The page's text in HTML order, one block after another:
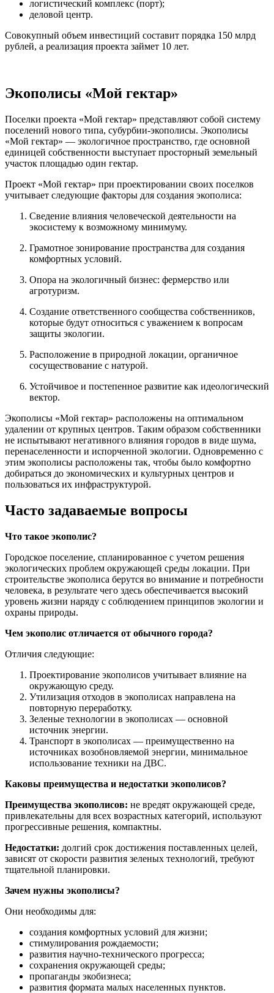
логистический комплекс (порт);
деловой центр.
Совокупный объем инвестиций составит порядка 150 млрд
рублей, а реализация проекта займет 10 лет.
Экополисы «Мой гектар»
Поселки проекта «Мой гектар» представляют собой систему
поселений нового типа, субурбии-экополисы. Экополисы
«Мой гектар» — экологичное пространство, где основной
единицей собственности выступает просторный земельный
участок площадью один гектар.
Проект «Мой гектар» при проектировании своих поселков
учитывает следующие факторы для создания экополиса:
Сведение влияния человеческой деятельности на
экосистему к возможному минимуму.
Грамотное зонирование пространства для создания
комфортных условий.
Опора на экологичный бизнес: фермерство или
агротуризм.
Создание ответственного сообщества собственников,
которые будут относиться с уважением к вопросам
защиты экологии.
Расположение в природной локации, органичное
сосуществование с натурой.
Устойчивое и постепенное развитие как идеологический
вектор.
Экополисы «Мой гектар» расположены на оптимальном
удалении от крупных центров. Таким образом собственники
не испытывают негативного влияния городов в виде шума,
перенаселенности и испорченной экологии. Одновременно с
этим экополисы расположены так, чтобы было комфортно
добираться до экономических и культурных центров и
пользоваться их инфраструктурой.
Часто задаваемые вопросы
Что такое экополис?
Городское поселение, спланированное с учетом решения
экологических проблем окружающей среды локации. При
строительстве экополиса берутся во внимание и потребности
человека, в результате чего здесь обеспечивается высокий
уровень жизни наряду с соблюдением принципов экологии и
охраны природы.
Чем экополис отличается от обычного города?
Отличия следующие:
Проектирование экополисов учитывает влияние на
окружающую среду.
Утилизация отходов в экополисах направлена на
повторную переработку.
Зеленые технологии в экополисах — основной
источник энергии.
Транспорт в экополисах — преимущественно на
источниках возобновляемой энергии, минимальное
использование техники на ДВС.
Каковы преимущества и недостатки экополисов?
Преимущества экополисов: не вредят окружающей среде,
привлекательны для всех возрастных категорий, используют
прогрессивные решения, компактны.
Недостатки: долгий срок достижения поставленных целей,
зависят от скорости развития зеленых технологий, требуют
тщательной планировки.
Зачем нужны экополисы?
Они необходимы для:
создания комфортных условий для жизни;
стимулирования рождаемости;
развития научно-технического прогресса;
сохранения окружающей среды;
пропаганды экобизнеса;
развития формата малых населенных пунктов.